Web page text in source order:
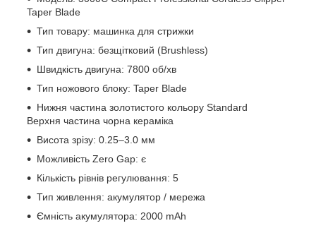
Taper Blade
Тип товару: машинка для стрижки
Тип двигуна: безщітковий (Brushless)
Швидкість двигуна: 7800 об/хв
Тип ножового блоку: Taper Blade
Нижня частина золотистого кольору Standard
Верхня частина чорна кераміка
Висота зрізу: 0.25–3.0 мм
Можливість Zero Gap: є
Кількість рівнів регулювання: 5
Тип живлення: акумулятор / мережа
Ємність акумулятора: 2000 mAh